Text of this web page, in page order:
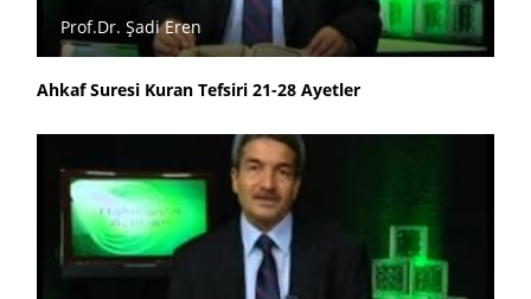
Prof.Dr. Şadi Eren
Ahkaf Suresi Kuran Tefsiri 21-28 Ayetler